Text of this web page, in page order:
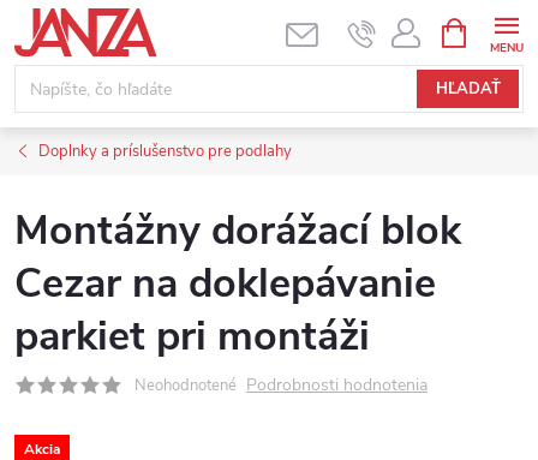
Prejsť na obsah
HĽADAŤ
Doplnky a príslušenstvo pre podlahy
Montážny dorážací blok
Cezar na doklepávanie
parkiet pri montáži
Neohodnotené Podrobnosti hodnotenia
Akcia